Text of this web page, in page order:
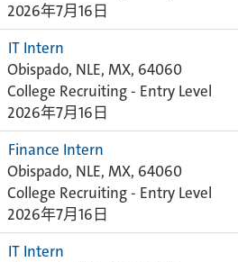
2026年7月16日
IT Intern
Obispado, NLE, MX, 64060
College Recruiting - Entry Level
2026年7月16日
Finance Intern
Obispado, NLE, MX, 64060
College Recruiting - Entry Level
2026年7月16日
IT Intern